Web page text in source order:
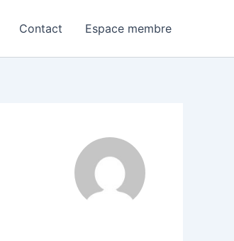
Contact Espace membre